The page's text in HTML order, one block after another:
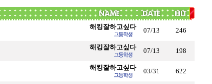
해킹잘하고싶다 07/13 246
해킹잘하고싶다 07/13 198
해킹잘하고싶다 03/31 622